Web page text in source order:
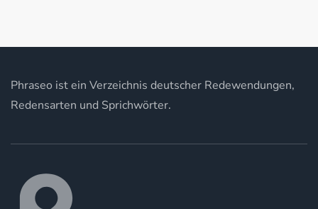
Phraseo ist ein Verzeichnis deutscher Redewendungen,
Redensarten und Sprichwörter.